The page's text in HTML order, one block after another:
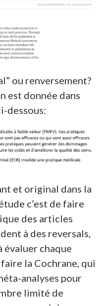
ou renversement?
est donnée dans
dessous:
et original dans la
c’est de faire
des articles
à des reversals,
évaluer chaque
la Cochrane, qui
analyses pour
limité de